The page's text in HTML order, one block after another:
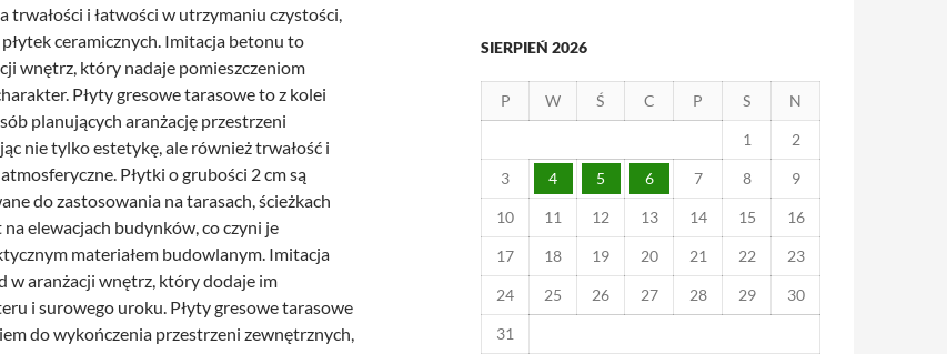
trwałości i łatwości w utrzymaniu czystości,
ceramicznych. Imitacja betonu to
wnętrz, który nadaje pomieszczeniom
Płyty gresowe tarasowe to z kolei
planujących aranżację przestrzeni
nie tylko estetykę, ale również trwałość i
Płytki o grubości 2 cm są
do zastosowania na tarasach, ścieżkach
elewacjach budynków, co czyni je
materiałem budowlanym. Imitacja
w aranżacji wnętrz, który dodaje im
i surowego uroku. Płyty gresowe tarasowe
do wykończenia przestrzeni zewnętrznych,
SIERPIEŃ 2026
P W Ś C P S N
1 2
3 4 5 6 7 8 9
10 11 12 13 14 15 16
17 18 19 20 21 22 23
24 25 26 27 28 29 30
31